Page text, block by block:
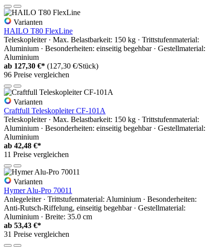
Varianten
HAILO T80 FlexLine
Teleskopleiter · Max. Belastbarkeit: 150 kg · Trittstufenmaterial:
Aluminium · Besonderheiten: einseitig begehbar · Gestellmaterial:
Aluminium
ab 127,30 €* (127,30 €/Stück)
96 Preise vergleichen
Varianten
Craftfull Teleskopleiter CF-101A
Teleskopleiter · Max. Belastbarkeit: 150 kg · Trittstufenmaterial:
Aluminium · Besonderheiten: einseitig begehbar · Gestellmaterial:
Aluminium
ab 42,48 €*
11 Preise vergleichen
Varianten
Hymer Alu-Pro 70011
Anlegeleiter · Trittstufenmaterial: Aluminium · Besonderheiten:
Anti-Rutsch-Riffelung, einseitig begehbar · Gestellmaterial:
Aluminium · Breite: 35.0 cm
ab 53,43 €*
31 Preise vergleichen